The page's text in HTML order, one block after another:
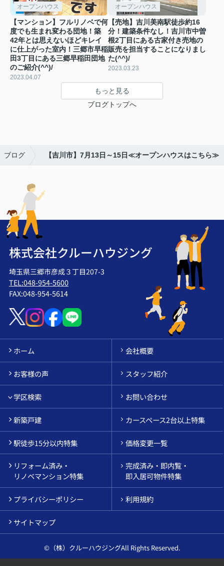
オープンハウス
【マンション】フルリノベで何
度でも生まれ変わる団地！築
42年とは思えないほどキレイ
に仕上がった室内！三郷市早稲
田3丁目にある三郷早稲田団地
のご紹介(^^)/
2023.04.07
オープンハウス
【売地】吉川美南駅徒歩約16
分！建築条件なし！吉川市中曽
根2丁目にある古家付き売地の
販売を担当することになりまし
た(^^)/
2023.03.23
もっと見る
ブログトップへ
ブログ 【吉川市】7月13日～15日≪オープンハウスはこちら≫
株式会社クルーハウジング
埼玉県三郷市彦成３丁目207-3
TEL:048-954-5600
FAX:048-954-5614
ホーム 会社概要
お客様の声 スタッフ紹介
学区検索 お問い合わせ
新築戸建 カースペース2台以上特集
駅徒歩15分以内特集 価格変更一覧
リフォーム済み・
リノベマンション特集
完成済み・即内覧・
即入居可物件特集
プライバシーポリシー 利用規約
サイトマップ
©（株）クルーハウジングAll Rights Reserved.